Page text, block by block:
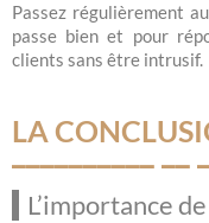
Passez régulièrement
passe bien et pour
clients sans être intrusif.
LA
L’importance